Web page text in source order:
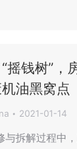
摇钱树”，
油黑窝点
2021-01-14
与拆解过程中